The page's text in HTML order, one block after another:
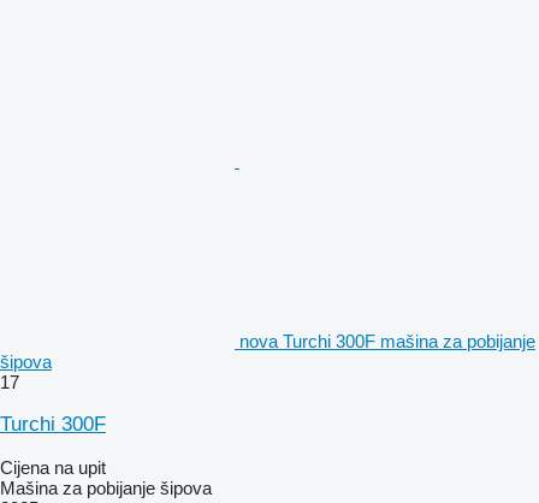
nova Turchi 300F mašina za pobijanje
šipova
17
Turchi 300F
Cijena na upit
Mašina za pobijanje šipova